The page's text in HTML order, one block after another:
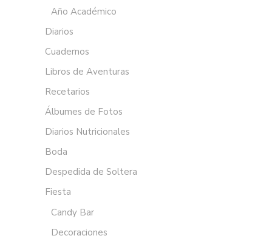
Año Académico
Diarios
Cuadernos
Libros de Aventuras
Recetarios
Álbumes de Fotos
Diarios Nutricionales
Boda
Despedida de Soltera
Fiesta
Candy Bar
Decoraciones